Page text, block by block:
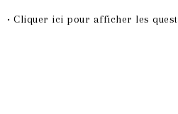
• Cliquer ici pour afficher les